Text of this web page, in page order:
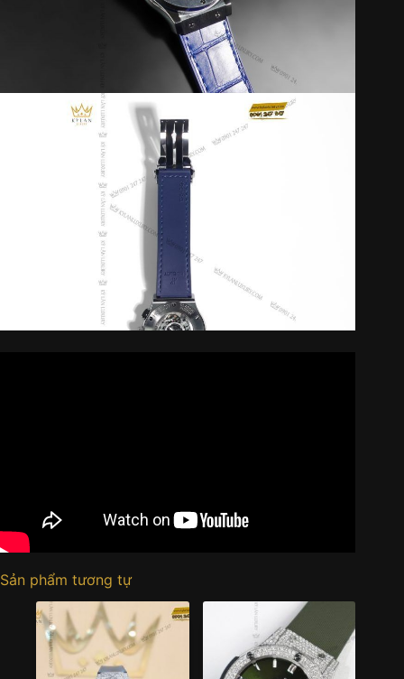
Sản phẩm tương tự